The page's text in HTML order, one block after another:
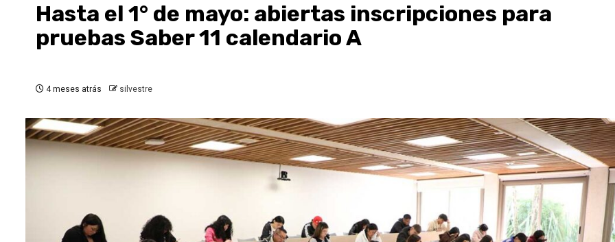
Hasta el 1° de mayo: abiertas inscripciones para
pruebas Saber 11 calendario A
4 meses atrás silvestre